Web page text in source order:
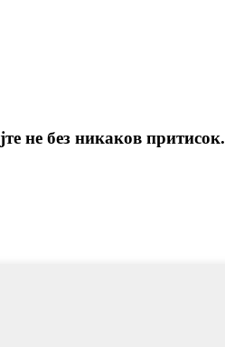
не без никаков притисок.